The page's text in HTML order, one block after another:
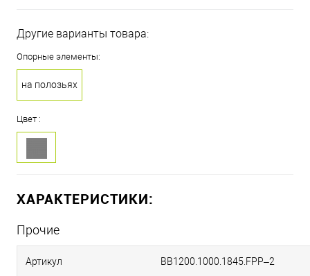
Другие варианты товара:
Опорные элементы:
на полозьях
Цвет :
ХАРАКТЕРИСТИКИ:
Прочие
Артикул BB1200.1000.1845.FPP–2